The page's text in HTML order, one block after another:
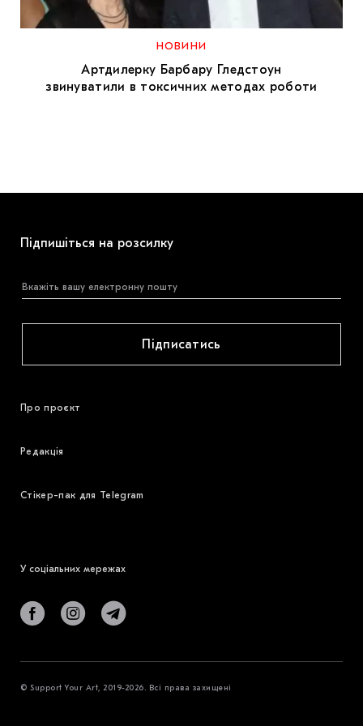
МАРІУПОЛЬСЬКІ МАРГІНАЛІЇ
ДОСЛІДНИЦЬКА ПЛАТФОРМА
ЗАПАЛЕННЯ
НОВИНИ
Артдилерку Барбару Гледстоун
звинуватили в токсичних методах роботи
Підпишіться на розсилку
Підписатись
Про проєкт
Редакція
Стікер-пак для Telegram
У соціальних мережах
© Support Your Art, 2019-2026. Всі права захищені